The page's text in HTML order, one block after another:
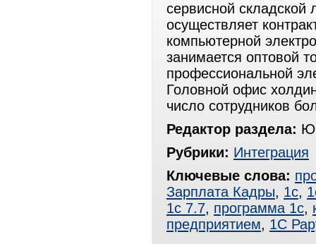
сервисной складской
осуществляет
компьютерной
занимается оптовой
профессиональной
Головной офис
число сотрудников
Редактор раздела:
Рубрики: Интеграция
Ключевые слова:
Зарплата Кадры, 1с,
1с 7.7, программа 1с,
предприятием, 1С